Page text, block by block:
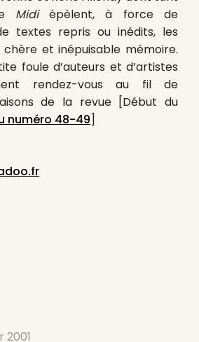
Midiépèlent, à force de
textes repris ou inédits, les
chère et inépuisable mémoire.
foule d’auteurs et d’artistes
rendez-vous au fil de
de la revue [Début du
numéro 48-49]
2001